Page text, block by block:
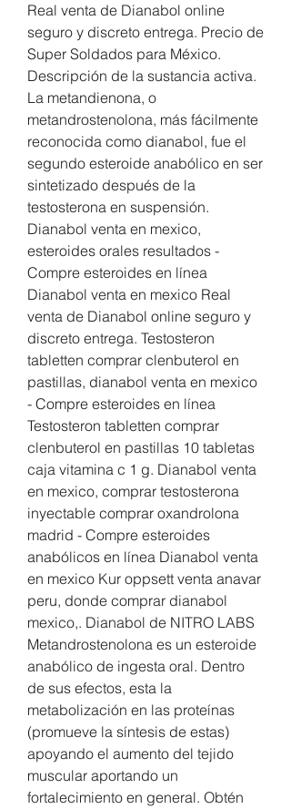
Real venta de Dianabol online
seguro y discreto entrega. Precio de
Super Soldados para México.
Descripción de la sustancia activa.
La metandienona, o
metandrostenolona, más fácilmente
reconocida como dianabol, fue el
segundo esteroide anabólico en ser
sintetizado después de la
testosterona en suspensión.
Dianabol venta en mexico,
esteroides orales resultados -
Compre esteroides en línea
Dianabol venta en mexico Real
venta de Dianabol online seguro y
discreto entrega. Testosteron
tabletten comprar clenbuterol en
pastillas, dianabol venta en mexico
- Compre esteroides en línea
Testosteron tabletten comprar
clenbuterol en pastillas 10 tabletas
caja vitamina c 1 g. Dianabol venta
en mexico, comprar testosterona
inyectable comprar oxandrolona
madrid - Compre esteroides
anabólicos en línea Dianabol venta
en mexico Kur oppsett venta anavar
peru, donde comprar dianabol
mexico,. Dianabol de NITRO LABS
Metandrostenolona es un esteroide
anabólico de ingesta oral. Dentro
de sus efectos, esta la
metabolización en las proteínas
(promueve la síntesis de estas)
apoyando el aumento del tejido
muscular aportando un
fortalecimiento en general. Obtén